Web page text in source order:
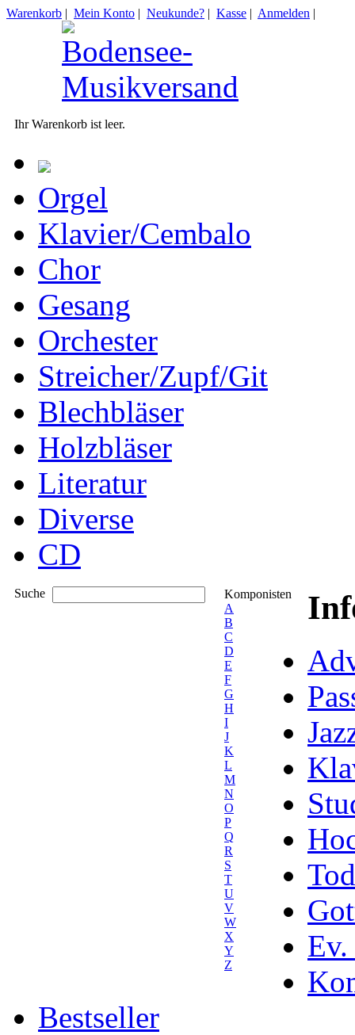
Warenkorb | Mein Konto | Neukunde? | Kasse | Anmelden |
Ihr Warenkorb ist leer.
Orgel
Klavier/Cembalo
Chor
Gesang
Orchester
Streicher/Zupf/Git
Blechbläser
Holzbläser
Literatur
Diverse
CD
Suche
Komponisten
A
B
C
D
E
F
G
H
I
J
K
L
M
N
O
P
Q
R
S
T
U
V
W
X
Y
Z
Ev.
Bestseller